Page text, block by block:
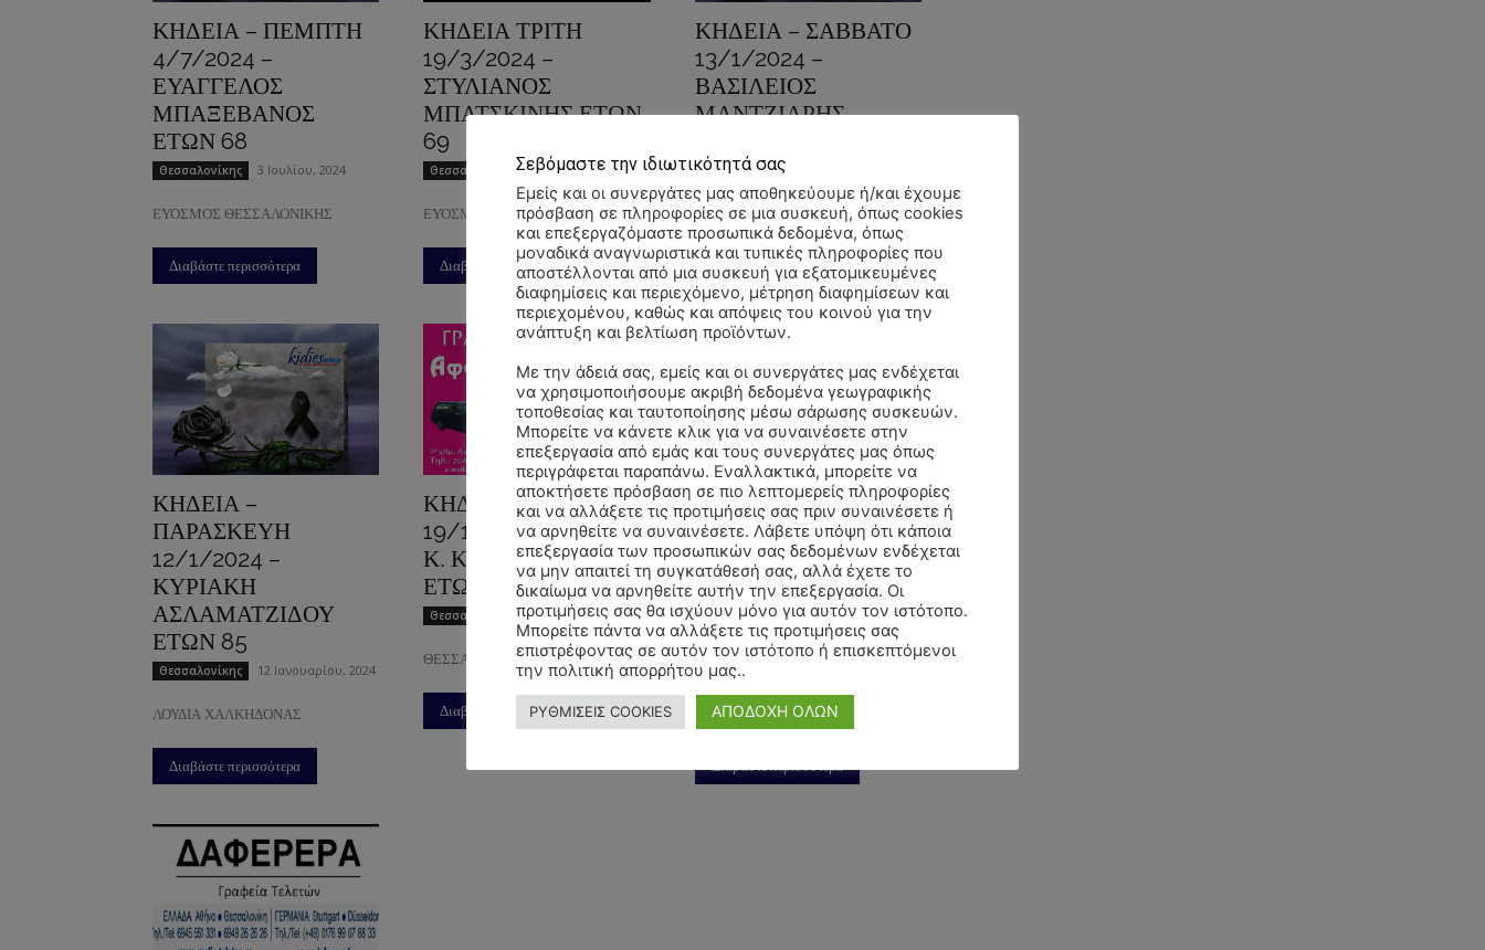
ΚΗΔΕΙΑ – ΠΕΜΠΤΗ
4/7/2024 –
ΕΥΑΓΓΕΛΟΣ
ΜΠΑΞΕΒΑΝΟΣ
ΕΤΩΝ 68
Θεσσαλονίκης 3 Ιουλίου, 2024
ΕΥΟΣΜΟΣ ΘΕΣΣΑΛΟΝΙΚΗΣ
Διαβάστε περισσότερα
ΚΗΔΕΙΑ ΤΡΙΤΗ
19/3/2024 –
ΣΤΥΛΙΑΝΟΣ
ΜΠΑΤΣΚΙΝΗΣ ΕΤΩΝ
69
Θεσσαλονίκης 18 Μαρτίου, 2024
ΕΥΟΣΜΟΣ ΘΕΣΣΑΛΟΝΙΚΗΣ
Διαβάστε περισσότερα
ΚΗΔΕΙΑ – ΣΑΒΒΑΤΟ
13/1/2024 –
ΒΑΣΙΛΕΙΟΣ
ΜΑΝΤΖΙΑΡΗΣ
ΑΓΙΟΙ ΠΑΝΤΕΣ
Διαβάστε περισσότερα
ΚΗΔΕΙΑ –
ΠΑΡΑΣΚΕΥΗ
12/1/2024 –
ΚΥΡΙΑΚΗ
ΑΣΛΑΜΑΤΖΙΔΟΥ
ΕΤΩΝ 85
Θεσσαλονίκης 12 Ιανουαρίου, 2024
ΛΟΥΔΙΑ ΧΑΛΚΗΔΟΝΑΣ
Διαβάστε περισσότερα
ΚΗΔΕΙΑ – ΤΡΙΤΗ
19/12/2023 – ΑΝΝΑ
Κ. ΚΥΡΙΑΚΙΔΟΥ
ΕΤΩΝ 89
Θεσσαλονίκης 18 Δεκεμβρίου, 2023
ΘΕΣΣΑΛΟΝΙΚΗ
Διαβάστε περισσότερα
ΚΗΔΕΙΑ – ΤΡΙΤΗ
5/12/2023 – ΑΝΝΑ
ΣΠΥΡΤΟΥ
(Αντιπρύτανη
Πανεπιστημίου Δυτικής
Μακεδονίας)
Θεσσαλονίκης
ΛΑΓΚΑΔΑΣ ΘΕΣΣΑΛΟΝΙΚΗΣ
Διαβάστε περισσότερα
Σεβόμαστε την ιδιωτικότητά σας
Εμείς και οι συνεργάτες μας αποθηκεύουμε ή/και έχουμε
πρόσβαση σε πληροφορίες σε μια συσκευή, όπως cookies
και επεξεργαζόμαστε προσωπικά δεδομένα, όπως
μοναδικά αναγνωριστικά και τυπικές πληροφορίες που
αποστέλλονται από μια συσκευή για εξατομικευμένες
διαφημίσεις και περιεχόμενο, μέτρηση διαφημίσεων και
περιεχομένου, καθώς και απόψεις του κοινού για την
ανάπτυξη και βελτίωση προϊόντων.
Με την άδειά σας, εμείς και οι συνεργάτες μας ενδέχεται
να χρησιμοποιήσουμε ακριβή δεδομένα γεωγραφικής
τοποθεσίας και ταυτοποίησης μέσω σάρωσης συσκευών.
Μπορείτε να κάνετε κλικ για να συναινέσετε στην
επεξεργασία από εμάς και τους συνεργάτες μας όπως
περιγράφεται παραπάνω. Εναλλακτικά, μπορείτε να
αποκτήσετε πρόσβαση σε πιο λεπτομερείς πληροφορίες
και να αλλάξετε τις προτιμήσεις σας πριν συναινέσετε ή
να αρνηθείτε να συναινέσετε. Λάβετε υπόψη ότι κάποια
επεξεργασία των προσωπικών σας δεδομένων ενδέχεται
να μην απαιτεί τη συγκατάθεσή σας, αλλά έχετε το
δικαίωμα να αρνηθείτε αυτήν την επεξεργασία. Οι
προτιμήσεις σας θα ισχύουν μόνο για αυτόν τον ιστότοπο.
Μπορείτε πάντα να αλλάξετε τις προτιμήσεις σας
επιστρέφοντας σε αυτόν τον ιστότοπο ή επισκεπτόμενοι
την πολιτική απορρήτου μας..
ΡΥΘΜΙΣΕΙΣ COOKIES ΑΠΟΔΟΧΗ ΟΛΩΝ